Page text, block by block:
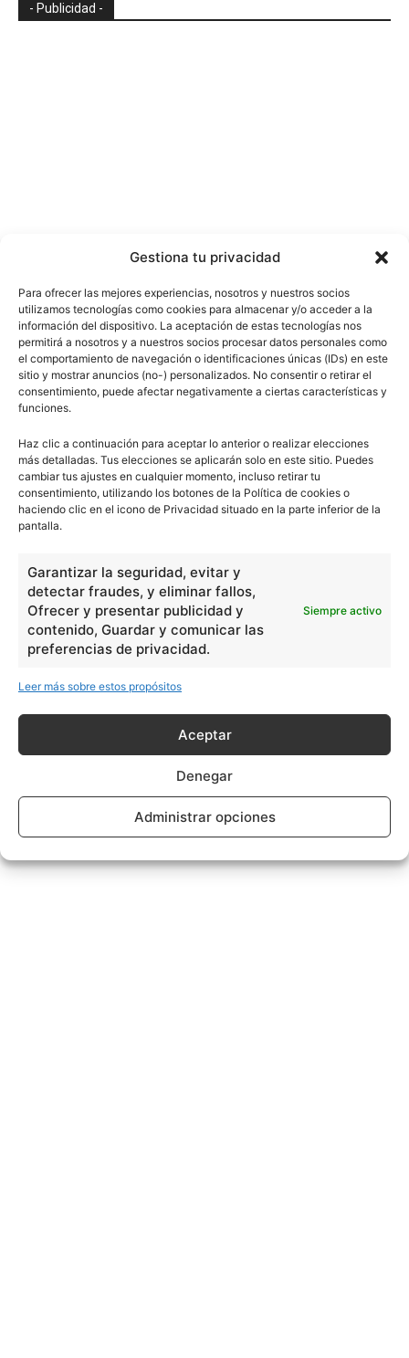
Gestiona tu privacidad
Para ofrecer las mejores experiencias, nosotros y nuestros socios
utilizamos tecnologías como cookies para almacenar y/o acceder a la
información del dispositivo. La aceptación de estas tecnologías nos
permitirá a nosotros y a nuestros socios procesar datos personales como
el comportamiento de navegación o identificaciones únicas (IDs) en este
sitio y mostrar anuncios (no-) personalizados. No consentir o retirar el
consentimiento, puede afectar negativamente a ciertas características y
funciones.
Haz clic a continuación para aceptar lo anterior o realizar elecciones
más detalladas. Tus elecciones se aplicarán solo en este sitio. Puedes
cambiar tus ajustes en cualquier momento, incluso retirar tu
consentimiento, utilizando los botones de la Política de cookies o
haciendo clic en el icono de Privacidad situado en la parte inferior de la
pantalla.
Garantizar la seguridad, evitar y
detectar fraudes, y eliminar fallos,
Ofrecer y presentar publicidad y
contenido, Guardar y comunicar las
preferencias de privacidad.
Siempre activo
Leer más sobre estos propósitos
Aceptar
Denegar
Administrar opciones
- Publicidad -